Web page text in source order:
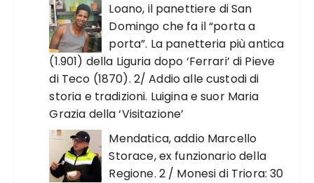
Loano, il panettiere di San
Domingo che fa il “porta a
porta”. La panetteria più antica
(1.901) della Liguria dopo ‘Ferrari’ di Pieve
di Teco (1870). 2/ Addio alle custodi di
storia e tradizioni. Luigina e suor Maria
Grazia della ‘Visitazione’
Mendatica, addio Marcello
Storace, ex funzionario della
Regione. 2 / Monesi di Triora: 30